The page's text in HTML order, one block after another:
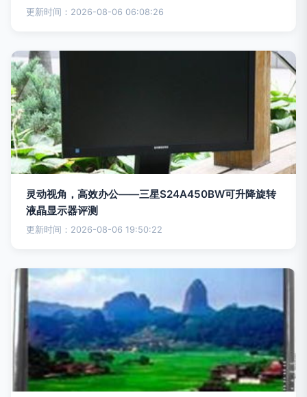
更新时间：2026-08-06 06:08:26
灵动视角，高效办公——三星S24A450BW可升降旋转
液晶显示器评测
更新时间：2026-08-06 19:50:22